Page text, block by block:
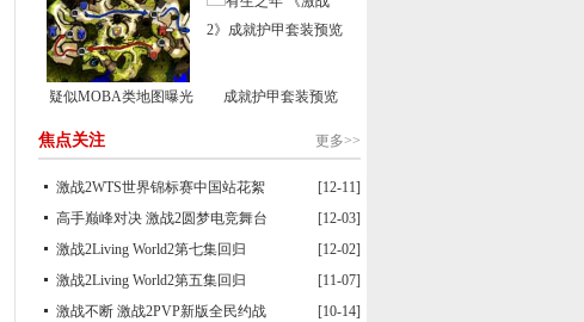
疑似MOBA类地图曝光 成就护甲套装预览
更多>>
焦点关注
[12-11]
激战2WTS世界锦标赛中国站花絮
[12-03]
高手巅峰对决 激战2圆梦电竞舞台
[12-02]
激战2Living World2第七集回归
[11-07]
激战2Living World2第五集回归
[10-14]
激战不断 激战2PVP新版全民约战